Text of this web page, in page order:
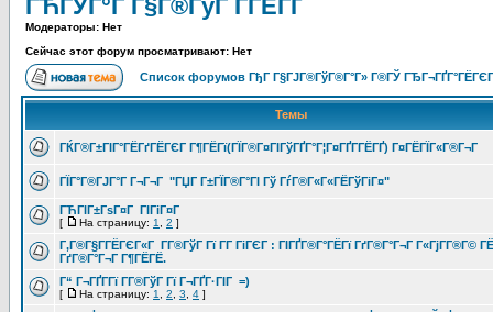
ГЋГЎГ°Г Г§Г®ГўГ Г­ГЁГҐ
Модераторы: Нет
Сейчас этот форум просматривают: Нет
Список форумов ГђГ Г§ГЈГ®ГўГ®Г°Г» Г®ГЎ
Темы
ГЌГ®Г±ГІГ°ГЁГґГЁГЄГ Г¶ГЁГї(ГЇГ®Г¤ГІГўГҐГ°Г¦Г¤ГҐГ­ГЁГҐ) Г¤ГЁГЇГ«Г®Г¬Г
ГЇГ°Г®ГЈГ°Г Г¬Г¬Г "ГЏГ Г±ГЇГ®Г°ГІ Гў ГѓГ®Г«Г«ГЁГўГіГ¤"
ГЋГІГ±ГѕГ¤Г ГІГіГ¤Г
[ На страницу: 1 2 ]
Г‚Г®Г§Г­ГЁГЄГ«Г Г­Г®ГўГ Гї Г­Г ГіГЄГ : ГІГҐГ®Г°ГЁГї ГґГ®Г°Г¬Г Г«ГјГ­Г®Г©
ГґГ®Г°Г¬Г Г¶ГЁГЁ.
Г“ Г¬ГҐГ­Гї Г­Г®ГўГ Гї Г¬ГҐГ·ГІГ =)
[ На страницу: 1 2 3 4 ]